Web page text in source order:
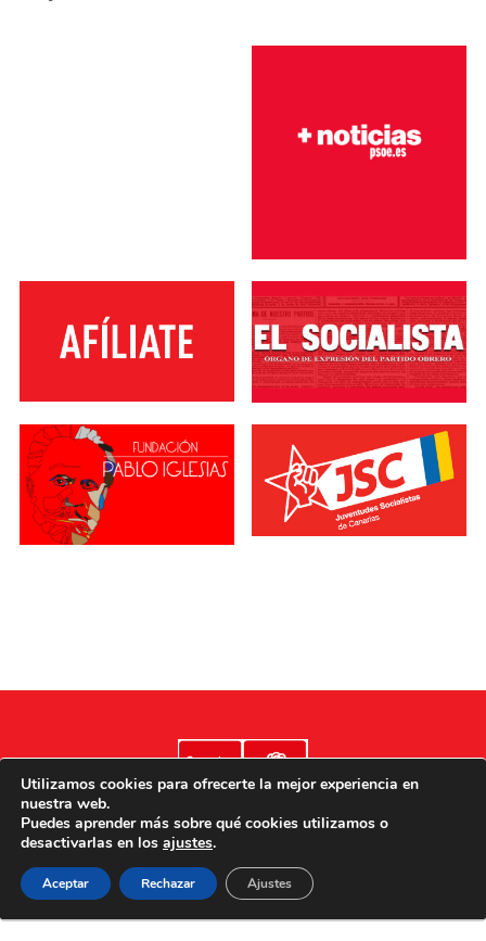
Aviso legal Poítica de cookies Política de privacidad
Accesibilidad
Utilizamos cookies para ofrecerte la mejor experiencia en
nuestra web.
Puedes aprender más sobre qué cookies utilizamos o
desactivarlas en los ajustes.
Aceptar Rechazar Ajustes